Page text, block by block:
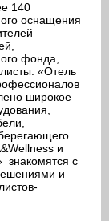
140
оснащения
фонда,
«Отель
широкое
и
знакомятся с
и